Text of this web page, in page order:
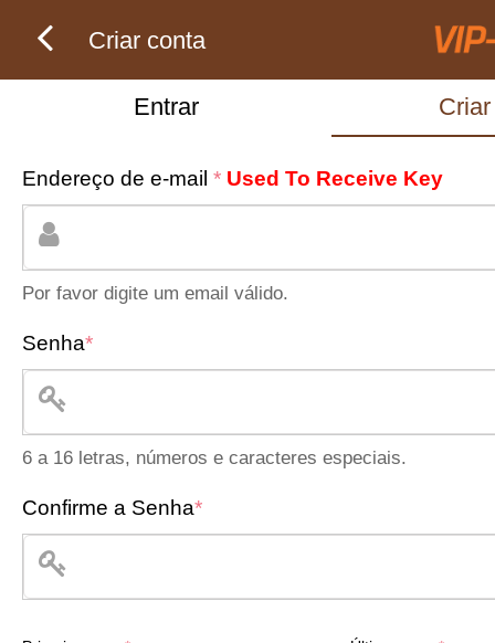
Criar conta
Entrar
Endereço de e-mail * Used To Receive Key
Por favor digite um email válido.
Senha*
6 a 16 letras, números e caracteres especiais.
Confirme a Senha*